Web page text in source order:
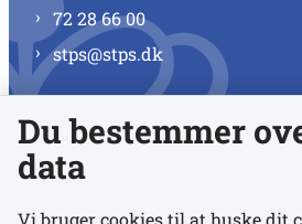
72 28 66 00
stps@stps.dk
Se alle kontaktnumre
Du bestemmer
data
Vi bruger cookies til at huske dit